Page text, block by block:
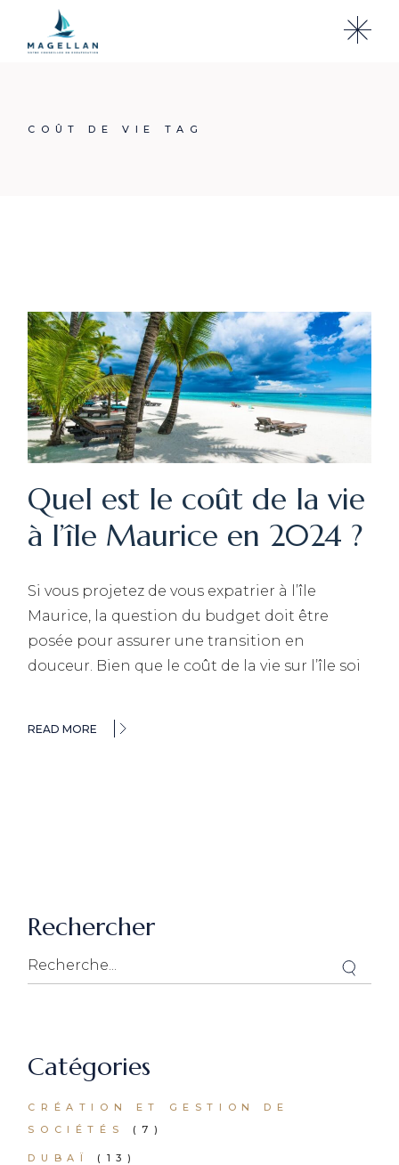
content
COÛT DE VIE TAG
Quel est le coût de la vie
à l’île Maurice en 2024 ?
Si vous projetez de vous expatrier à l’île
Maurice, la question du budget doit être
posée pour assurer une transition en
douceur. Bien que le coût de la vie sur l’île soi
READ MORE
Rechercher
Catégories
CRÉATION ET GESTION DE
SOCIÉTÉS
(7)
DUBAÏ (13)